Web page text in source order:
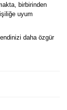
birbirinden
uyum
daha özgür